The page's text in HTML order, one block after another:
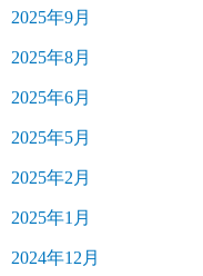
2025年9月
2025年8月
2025年6月
2025年5月
2025年2月
2025年1月
2024年12月